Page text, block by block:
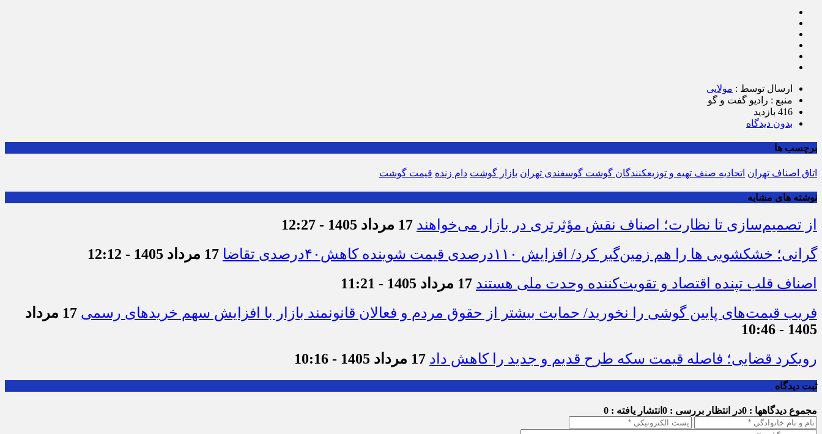
ارسال توسط : مولایی
منبع : رادیو گفت و گو
416 بازدید
بدون دیدگاه
برچسب ها
اتاق اصناف تهران اتحادیه صنف تهیه و توزیع‎کنندگان گوشت گوسفندی تهران بازار گوشت دام زنده قیمت گوشت
نوشته های مشابه
از تصمیم‌سازی تا نظارت؛ اصناف نقش مؤثرتری در بازار می‌خواهند 17 مرداد 1405 - 12:27
گرانی؛ خشکشویی‌ ها را هم زمین‌گیر کرد/ افزایش ۱۱۰درصدی قیمت شوینده کاهش۴۰درصدی تقاضا
17 مرداد 1405 - 12:12
اصناف قلب تپنده اقتصاد و تقویت‌کننده وحدت ملی هستند 17 مرداد 1405 - 11:21
فریب قیمت‌های پایین گوشی را نخورید/ حمایت بیشتر از حقوق مردم و فعالان قانونمند بازار با افزایش سهم خریدهای رسمی
17 مرداد
1405 - 10:46
رویکرد قضایی؛ فاصله قیمت سکه طرح قدیم و جدید را کاهش داد 17 مرداد 1405 - 10:16
ثبت دیدگاه
مجموع دیدگاهها : 0 در انتظار بررسی : 0 انتشار یافته : 0